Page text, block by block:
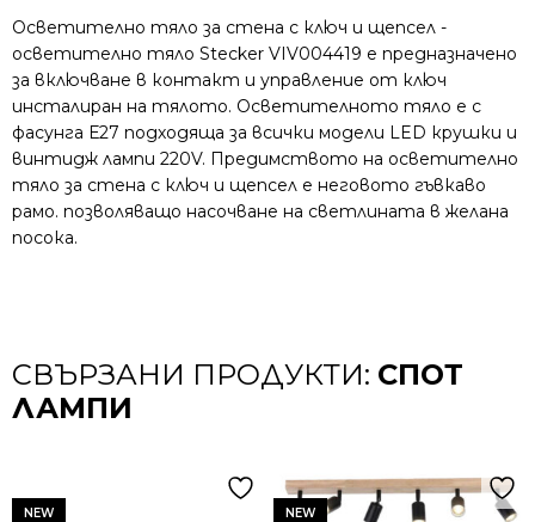
Осветително тяло за стена с ключ и щепсел -
осветително тяло Stecker VIV004419 е предназначено
за включване в контакт и управление от ключ
инсталиран на тялото. Осветителното тяло е с
фасунга Е27 подходяща за всички модели LED крушки и
винтидж лампи 220V. Предимството на осветително
тяло за стена с ключ и щепсел е неговото гъвкаво
рамо. позволяващо насочване на светлината в желана
посока.
СВЪРЗАНИ ПРОДУКТИ: СПОТ
ЛАМПИ
NEW NEW